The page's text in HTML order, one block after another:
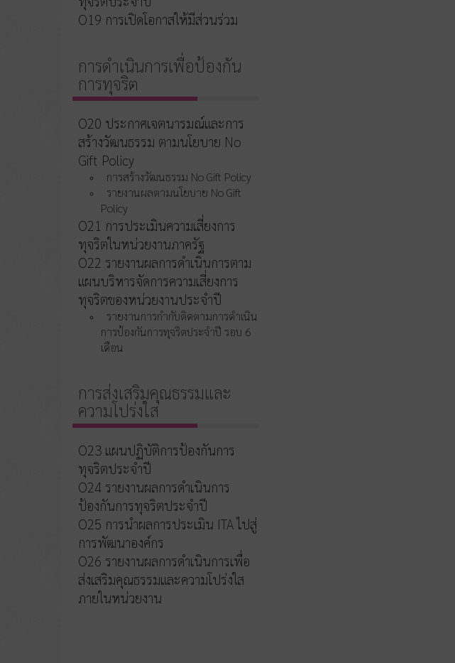
O19 การเปิดโอกาสให้มีส่วนร่วม
การดำเนินการเพื่อป้องกัน
การทุจริต
O20 ประกาศเจตนารมณ์และการ
สร้างวัฒนธรรม ตามนโยบาย No
Gift Policy
การสร้างวัฒนธรรม No Gift Policy
รายงานผลตามนโยบาย No Gift
Policy
O21 การประเมินความเสี่ยงการ
ทุจริตในหน่วยงานภาครัฐ
O22 รายงานผลการดำเนินการตาม
แผนบริหารจัดการความเสี่ยงการ
ทุจริตของหน่วยงานประจำปี
รายงานการกำกับติดตามการดำเนิน
การป้องกันการทุจริตประจำปี รอบ 6
เดือน
การส่งเสริมคุณธรรมและ
ความโปร่งใส
O23 แผนปฏิบัติการป้องกันการ
ทุจริตประจำปี
O24 รายงานผลการดำเนินการ
ป้องกันการทุจริตประจำปี
O25 การนำผลการประเมิน ITA ไปสู่
การพัฒนาองค์กร
O26 รายงานผลการดำเนินการเพื่อ
ส่งเสริมคุณธรรมและความโปร่งใส
ภายในหน่วยงาน